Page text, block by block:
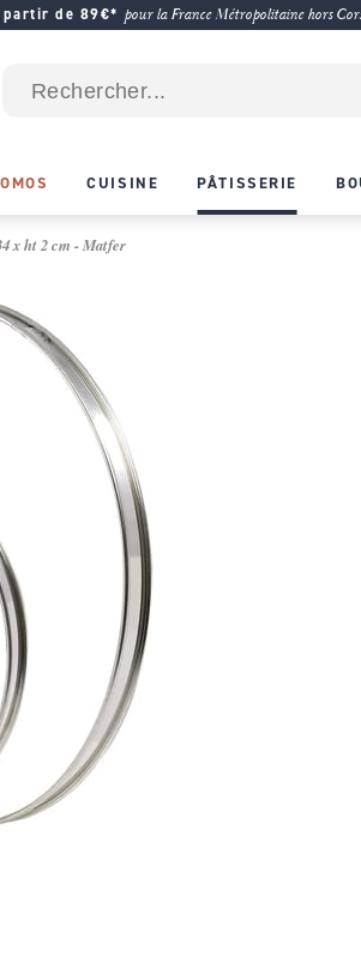
partir de 89€* pour la France Métropolitaine hors
CUISINE PÂTISSERIE
x ht 2 cm - Matfer